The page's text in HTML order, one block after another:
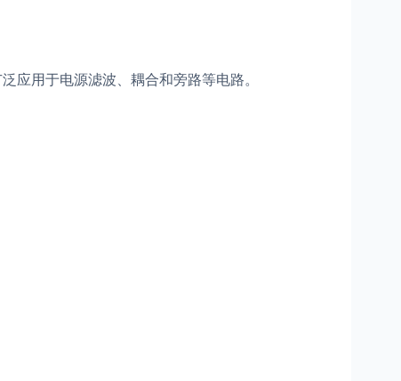
应用于电源滤波、耦合和旁路等电路。